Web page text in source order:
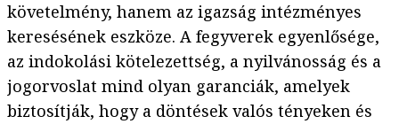
követelmény, hanem az igazság intézményes
keresésének eszköze. A fegyverek egyenlősége,
az indokolási kötelezettség, a nyilvánosság és a
jogorvoslat mind olyan garanciák, amelyek
biztosítják, hogy a döntések valós tényeken és